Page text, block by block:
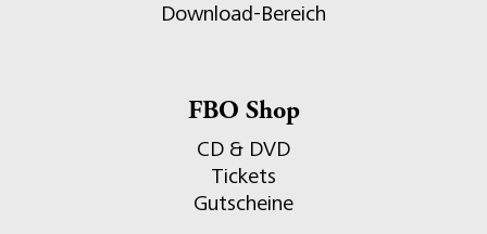
Download-Bereich
FBO Shop
CD & DVD
Tickets
Gutscheine